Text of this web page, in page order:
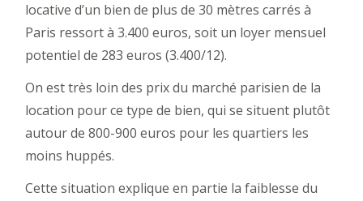
locative d’un bien de plus de 30 mètres carrés à
Paris ressort à 3.400 euros, soit un loyer mensuel
potentiel de 283 euros (3.400/12).
On est très loin des prix du marché parisien de la
location pour ce type de bien, qui se situent plutôt
autour de 800-900 euros pour les quartiers les
moins huppés.
Cette situation explique en partie la faiblesse du